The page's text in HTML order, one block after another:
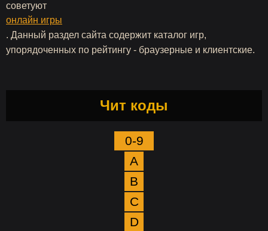
советуют
онлайн игры
. Данный раздел сайта содержит каталог игр,
упорядоченных по рейтингу - браузерные и клиентские.
Чит коды
0-9
A
B
C
D